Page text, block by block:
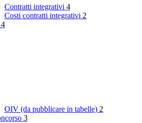
Contratti integrativi 4
Costi contratti integrativi 2
4
OIV (da pubblicare in tabelle) 2
3